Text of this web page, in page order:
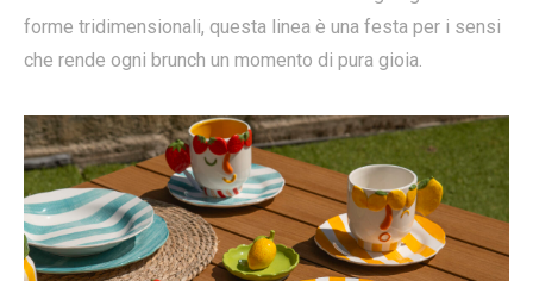
forme tridimensionali, questa linea è una festa per i sensi
che rende ogni brunch un momento di pura gioia.